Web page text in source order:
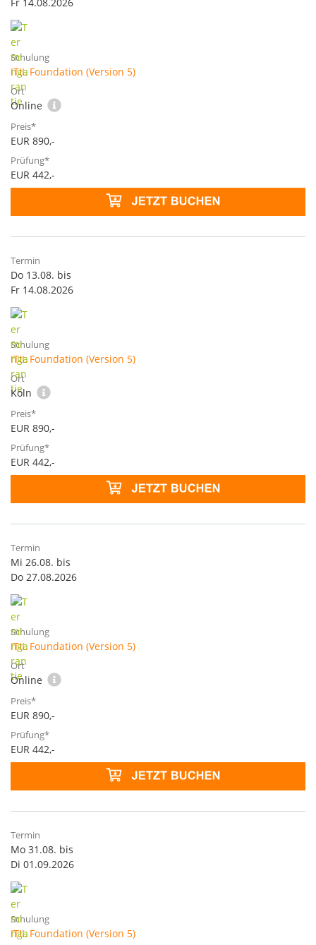
ITIL Foundation (Version 5)
Online
EUR 890,-
EUR 442,-
Do 13.08. bis
Fr 14.08.2026
ITIL Foundation (Version 5)
Köln
EUR 890,-
EUR 442,-
Mi 26.08. bis
Do 27.08.2026
ITIL Foundation (Version 5)
Online
EUR 890,-
EUR 442,-
Mo 31.08. bis
Di 01.09.2026
ITIL Foundation (Version 5)